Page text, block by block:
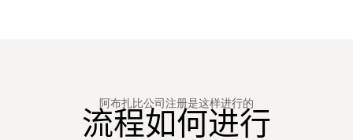
阿布扎比公司注册是这样进行的
流程如何进行